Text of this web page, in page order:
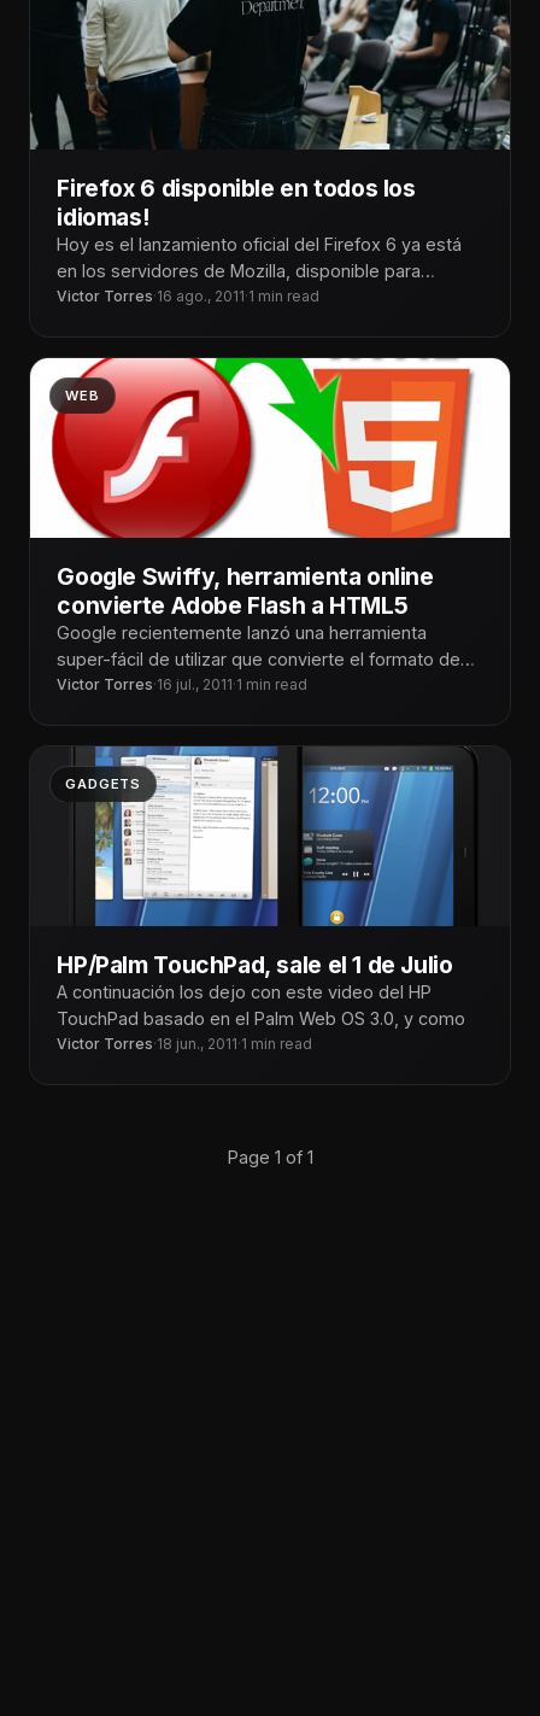
Firefox 6 disponible en todos los
idiomas!
Hoy es el lanzamiento oficial del Firefox 6 ya está
en los servidores de Mozilla, disponible para
descarga. Los cambios
Victor Torres·16 ago., 2011·1 min read
WEB
Google Swiffy, herramienta online
convierte Adobe Flash a HTML5
Google recientemente lanzó una herramienta
super-fácil de utilizar que convierte el formato de
animaciones de Adobe Flash, y produce un
Victor Torres·16 jul., 2011·1 min read
GADGETS
HP/Palm TouchPad, sale el 1 de Julio
A continuación los dejo con este video del HP
TouchPad basado en el Palm Web OS 3.0, y como
Victor Torres·18 jun., 2011·1 min read
Page 1 of 1